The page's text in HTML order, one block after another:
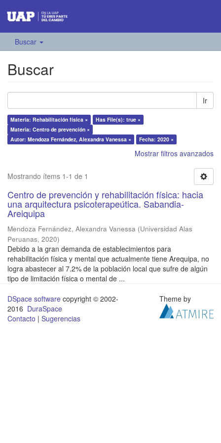
Buscar
Buscar
Ir
Materia: Rehabilitación física ×
Has File(s): true ×
Materia: Centro de prevención ×
Autor: Mendoza Fernández, Alexandra Vanessa ×
Fecha: 2020 ×
Mostrar filtros avanzados
Mostrando ítems 1-1 de 1
Centro de prevención y rehabilitación física: hacia
una arquitectura psicoterapeútica. Sabandia-
Areiquipa
Mendoza Fernández, Alexandra Vanessa (Universidad Alas
Peruanas, 2020)
Debido a la gran demanda de establecimientos para
rehabilitación física y mental que actualmente tiene Arequipa, no
logra abastecer al 7.2% de la población local que sufre de algún
tipo de limitación física o mental de ...
DSpace software copyright © 2002-
2016 DuraSpace
Contacto | Sugerencias
Theme by